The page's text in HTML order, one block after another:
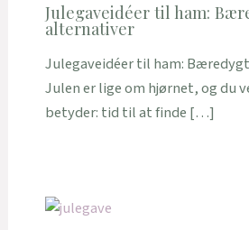
Julegaveidéer til ham:
alternativer
Julegaveidéer til ham:
Julen er lige om hjørnet, og du
betyder: tid til at finde […]